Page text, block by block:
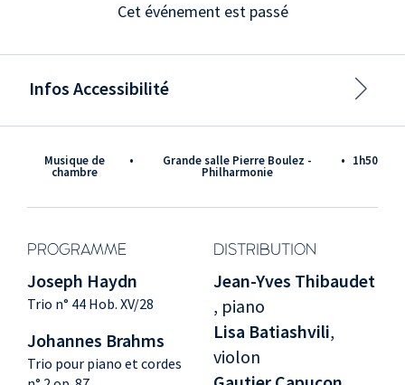
Musique de
chambre
• Grande salle Pierre Boulez -
Philharmonie
• 1h50
PROGRAMME DISTRIBUTION
Joseph Haydn
Trio n° 44 Hob. XV/28
Johannes Brahms
Trio pour piano et cordes
Jean-Yves Thibaudet
, piano
Lisa Batiashvili,
violon
Cet événement est passé
Infos Accessibilité